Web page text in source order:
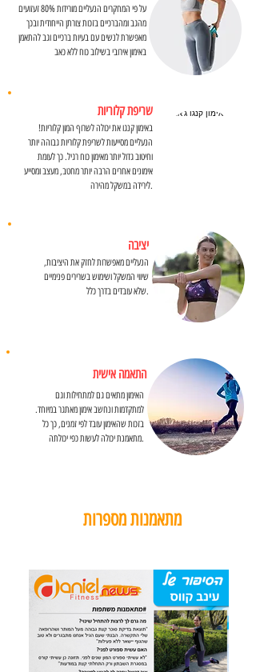
על פי המחקרים הנעליים מורידות 80% זעזועים
מהגב ומהברכיים בזכות צורתן הייחודית ובכך
מאפשרת לנשים עם בעיות ברכיים וגב להתאמן
באימון אירובי בשילוב כוח ללא כאב
שריפת קלוריות
באימון קנגו את יכולה לשרוף המון קלוריות!
הנעליים מסייעות לשריפת קלוריות גבוהה יותר
וחיטוב גדול יותר מאימון כוח רגיל. כך לעומת
אימונים אחרים הרבה יותר מחטב, מעצב ומסייע
לירידה במשקל מהירה.
יציבה
הנעליים מאפשרות לחזק את היציבות,
שיווי המשקל ושימוש בשרירים פנימיים
שלא עובדים בדרך כלל.
התאמה אישית
האימון מתאים גם למתחילות וגם
למתקדמות ונחשב אימון מאתגר במיוחד.
בזכות שהאימון עובד לפי זמנים, כך כל
מתאמנת יכולה לעשות כפי יכולתה.
מתאמנות מספרות